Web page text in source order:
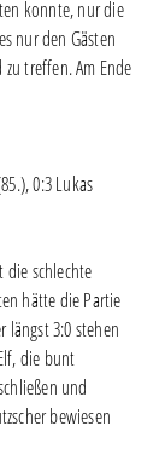
konnte, nur die
nur den Gästen
treffen. Am Ende
0:3 Lukas
die schlechte
hätte die Partie
längst 3:0 stehen
die bunt
und
bewiesen